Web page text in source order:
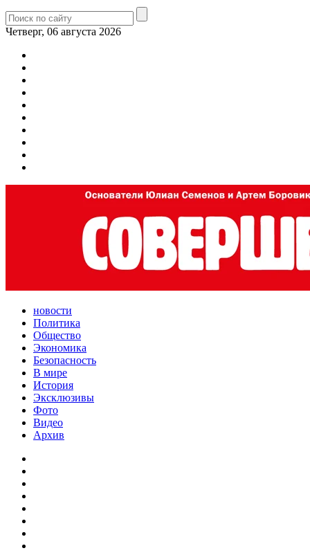
Четверг, 06 августа 2026
новости
Политика
Общество
Экономика
Безопасность
В мире
История
Эксклюзивы
Фото
Видео
Архив